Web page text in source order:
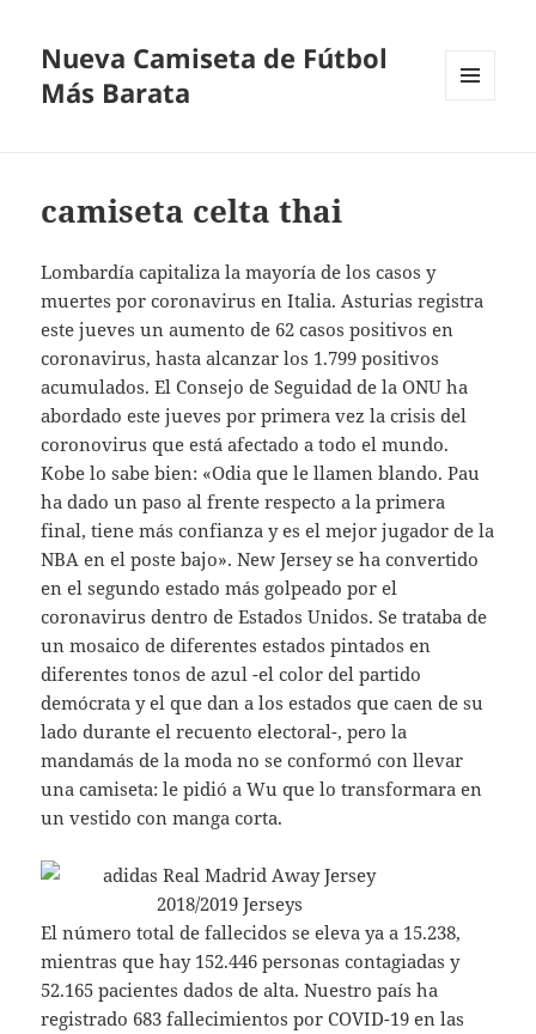
Nueva Camiseta de Fútbol
Más Barata
camiseta celta thai
Lombardía capitaliza la mayoría de los casos y
muertes por coronavirus en Italia. Asturias registra
este jueves un aumento de 62 casos positivos en
coronavirus, hasta alcanzar los 1.799 positivos
acumulados. El Consejo de Seguidad de la ONU ha
abordado este jueves por primera vez la crisis del
coronovirus que está afectado a todo el mundo.
Kobe lo sabe bien: «Odia que le llamen blando. Pau
ha dado un paso al frente respecto a la primera
final, tiene más confianza y es el mejor jugador de la
NBA en el poste bajo». New Jersey se ha convertido
en el segundo estado más golpeado por el
coronavirus dentro de Estados Unidos. Se trataba de
un mosaico de diferentes estados pintados en
diferentes tonos de azul -el color del partido
demócrata y el que dan a los estados que caen de su
lado durante el recuento electoral-, pero la
mandamás de la moda no se conformó con llevar
una camiseta: le pidió a Wu que lo transformara en
un vestido con manga corta.
El número total de fallecidos se eleva ya a 15.238,
mientras que hay 152.446 personas contagiadas y
52.165 pacientes dados de alta. Nuestro país ha
registrado 683 fallecimientos por COVID-19 en las